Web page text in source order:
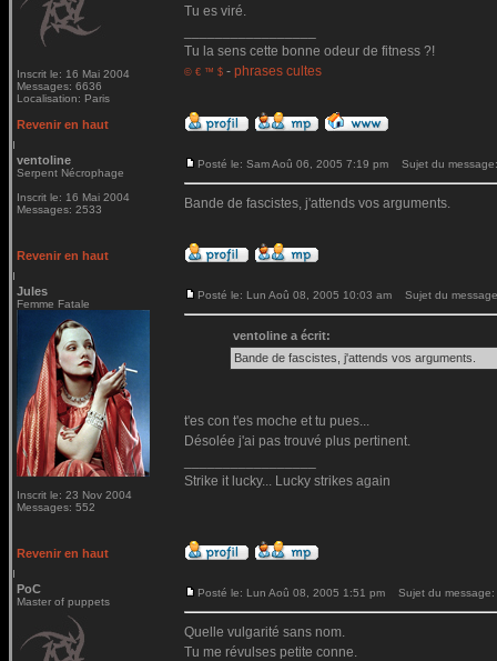
Inscrit le: 16 Mai 2004
Messages: 6636
Localisation: Paris
Tu es viré.
Tu la sens cette bonne odeur de fitness ?!
© € ™ $ - phrases cultes
Revenir en haut
ventoline
Serpent Nécrophage
Inscrit le: 16 Mai 2004
Messages: 2533
Posté le: Sam Aoû 06, 2005 7:19 pm Sujet du message:
Bande de fascistes, j'attends vos arguments.
Revenir en haut
Jules
Femme Fatale
Inscrit le: 23 Nov 2004
Messages: 552
Posté le: Lun Aoû 08, 2005 10:03 am Sujet du
ventoline a écrit:
Bande de fascistes, j'attends vos arguments.
t'es con t'es moche et tu pues...
Désolée j'ai pas trouvé plus pertinent.
Strike it lucky... Lucky strikes again
Revenir en haut
PoC
Master of puppets
Posté le: Lun Aoû 08, 2005 1:51 pm Sujet du message:
Quelle vulgarité sans nom.
Tu me révulses petite conne.